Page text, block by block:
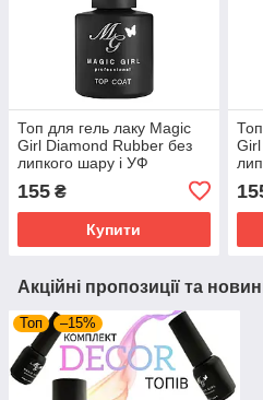
Топ для гель лаку Magic
Girl Diamond Rubber без
липкого шару і УФ
155 ₴
Купити
Акційні пропозиції та
Топ –15%